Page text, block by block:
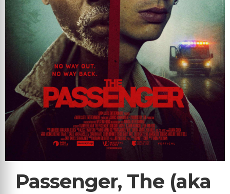
Passenger, The (aka